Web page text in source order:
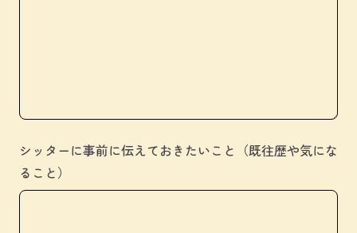
シッターに事前に伝えておきたいこと（既往歴や気にな
ること）